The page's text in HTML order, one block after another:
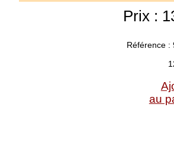
Prix :
Référence :
au